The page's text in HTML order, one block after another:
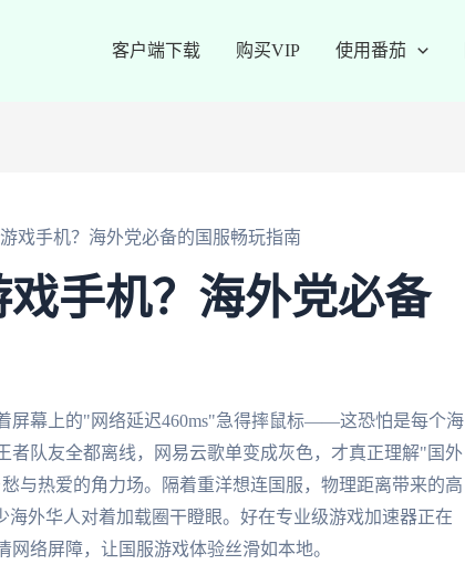
客户端下载 购买VIP 使用番茄
戏手机？海外党必备的国服畅玩指南
手机？海外党必备
屏幕上的"网络延迟460ms"急得摔鼠标——这恐怕是每个海
者队友全都离线，网易云歌单变成灰色，才真正理解"国外
与热爱的角力场。隔着重洋想连国服，物理距离带来的高
外华人对着加载圈干瞪眼。好在专业级游戏加速器正在
络屏障，让国服游戏体验丝滑如本地。